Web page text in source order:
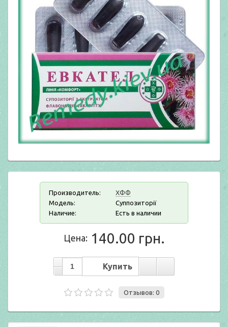
Производитель:
ХФФ
Модель:
Суппозиторії
Наличие:
Есть в наличии
Цена: 140.00 грн.
Отзывов: 0